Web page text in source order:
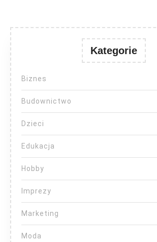
Kategorie
Biznes
Budownictwo
Dzieci
Edukacja
Hobby
Imprezy
Marketing
Moda